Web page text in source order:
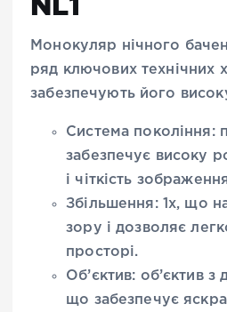
Монокуляр нічного
ряд ключових технічних
забезпечують його
Система покоління:
забезпечує високу
і чіткість
Збільшення: 1x, що
зору і дозволяє
просторі.
Об’єктив: об’єктив
що забезпечує